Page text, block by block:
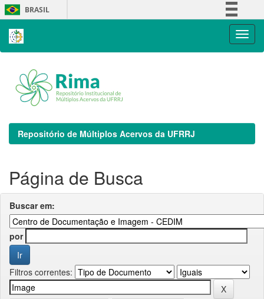
Skip
navigation
BRASIL
Repositório de Múltiplos Acervos da UFRRJ
Página de Busca
Buscar em:
por
Filtros correntes: